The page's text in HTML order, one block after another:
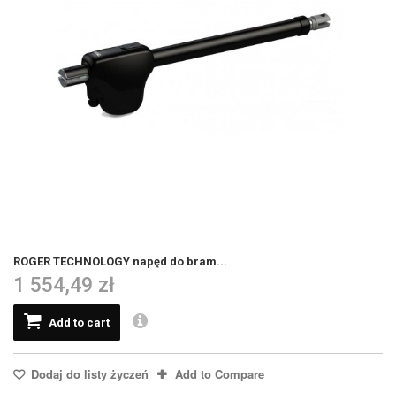
ROGER TECHNOLOGY napęd do bram...
1 554,49 zł
Add to cart
Dodaj do listy życzeń Add to Compare